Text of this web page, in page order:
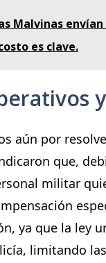
Malvinas
es clave.
aún por
que,
militar
ya que la ley
limitando